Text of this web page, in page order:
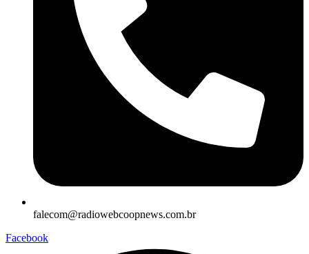
falecom@radiowebcoopnews.com.br
Facebook